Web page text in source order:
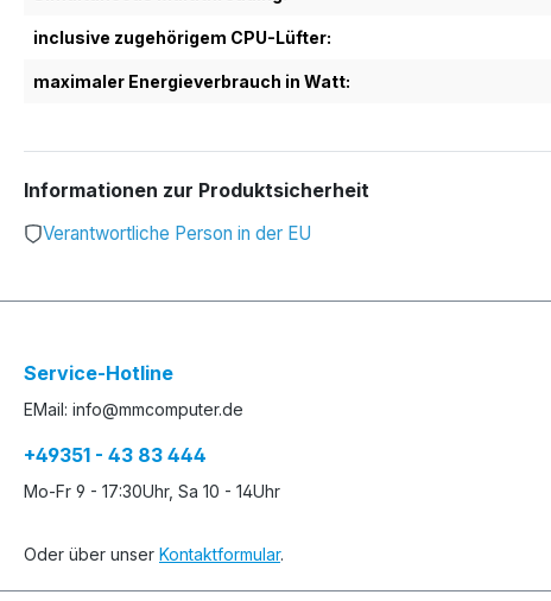
inclusive zugehörigem CPU-Lüfter:
maximaler Energieverbrauch in Watt:
Informationen zur Produktsicherheit
Verantwortliche Person in der EU
Service-Hotline
EMail: info@mmcomputer.de
+49351 - 43 83 444
Mo-Fr 9 - 17:30Uhr, Sa 10 - 14Uhr
Oder über unser Kontaktformular.